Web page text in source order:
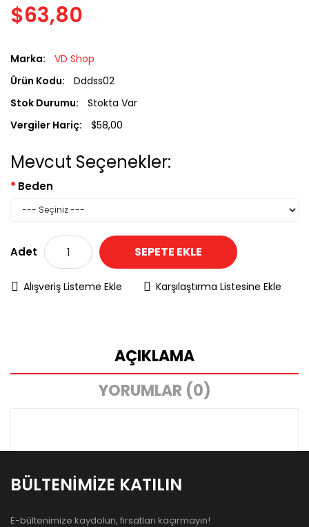
$63,80
Marka:
VD Shop
Ürün Kodu:
Dddss02
Stok Durumu:
Stokta Var
Vergiler Hariç:
$58,00
Mevcut Seçenekler:
Beden
Adet SEPETE EKLE
Alışveriş Listeme Ekle Karşılaştırma Listesine Ekle
AÇIKLAMA
YORUMLAR (0)
BÜLTENIMIZE KATILIN
E-bültenimize kaydolun, fırsatları kaçırmayın!